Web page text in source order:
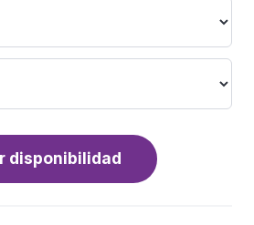
disponibilidad